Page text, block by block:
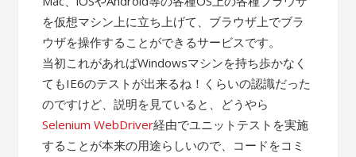
を仮想マシン上に立ち上げて、ブラウザ上でブラ
ウザを操作することができるサービスです。
当初これがあればWindowsマシンを持ち歩かなく
てもIE6のテストが出来るね！くらいの認識だった
のですけど、説明を見ていると、どうやら
Selenium WebDriver経由でユニットテストを実施
することが本来の用途らしいので、コードをコミ